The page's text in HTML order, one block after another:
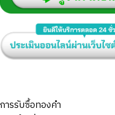
การรับซื้อทองคำ